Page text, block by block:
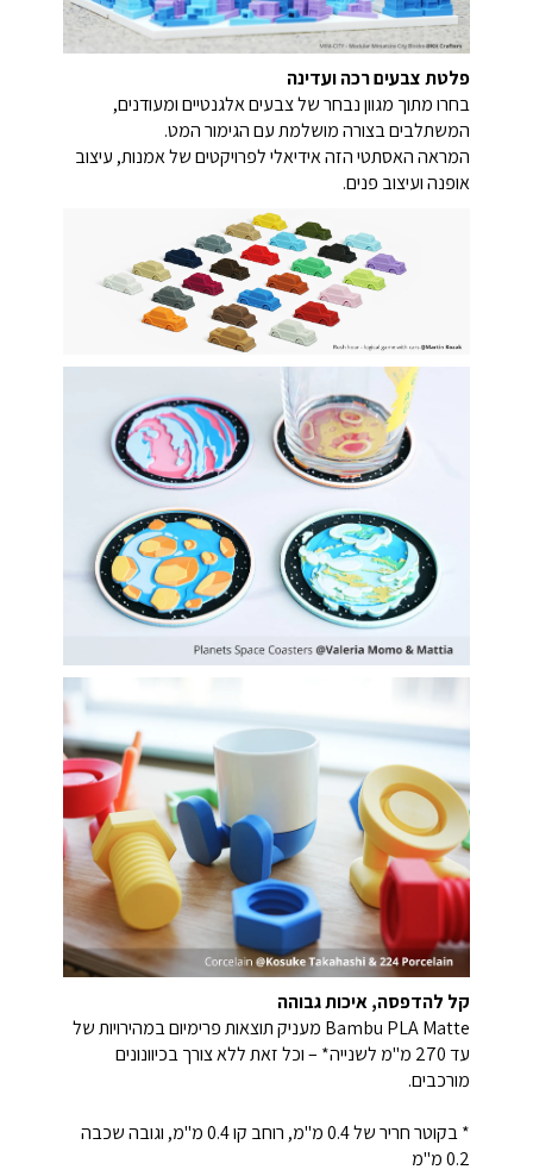
פלטת צבעים רכה ועדינה
בחרו מתוך מגוון נבחר של צבעים אלגנטיים ומעודנים,
המשתלבים בצורה מושלמת עם הגימור המט.
המראה האסתטי הזה אידיאלי לפרויקטים של אמנות, עיצוב
אופנה ועיצוב פנים.
קל להדפסה, איכות גבוהה
‏Bambu PLA Matte מעניק תוצאות פרימיום במהירויות של
עד 270 מ"מ לשנייה* – וכל זאת ללא צורך בכיוונונים
מורכבים.
* בקוטר חריר של ‎0.4‎ מ"מ, רוחב קו ‎0.4‎ מ"מ, וגובה שכבה
‎0.2‎ מ"מ